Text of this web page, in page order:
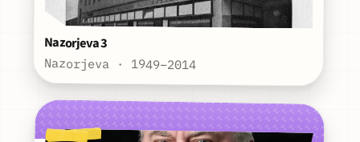
Nazorjeva 3
Nazorjeva · 1949–2014